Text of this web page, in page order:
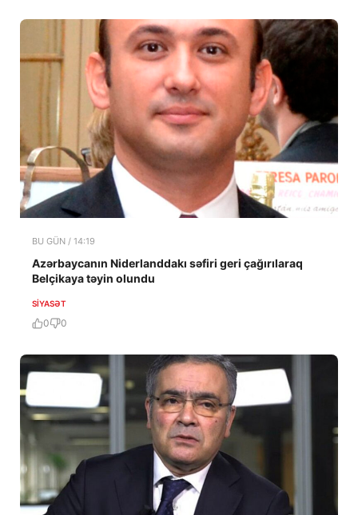
BU GÜN / 14:19
Azərbaycanın Niderlanddakı səfiri geri çağırılaraq
Belçikaya təyin olundu
SIYASƏT
0 0